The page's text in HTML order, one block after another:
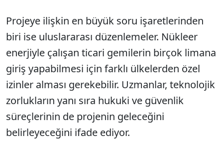
Projeye ilişkin en büyük soru işaretlerinden
biri ise uluslararası düzenlemeler. Nükleer
enerjiyle çalışan ticari gemilerin birçok limana
giriş yapabilmesi için farklı ülkelerden özel
izinler alması gerekebilir. Uzmanlar, teknolojik
zorlukların yanı sıra hukuki ve güvenlik
süreçlerinin de projenin geleceğini
belirleyeceğini ifade ediyor.